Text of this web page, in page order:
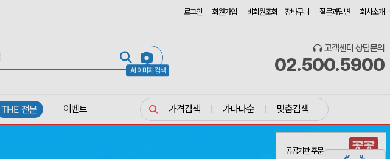
로그인 회원가입 비회원조회 장바구니 질문과답변 회사소개
AI 이미지 검색
고객센터 상담문의
02.500.5900
THE 전문 이벤트 가격검색 가나다순 맞춤검색
공공기관 주문